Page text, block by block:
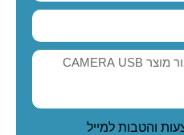
והטבות למייל